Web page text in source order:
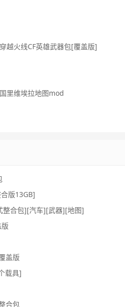
越火线CF英雄武器包[覆盖版]
里维埃拉地图mod
版13GB]
整合包][汽车][武器][地图]
盖版
载具]
合包